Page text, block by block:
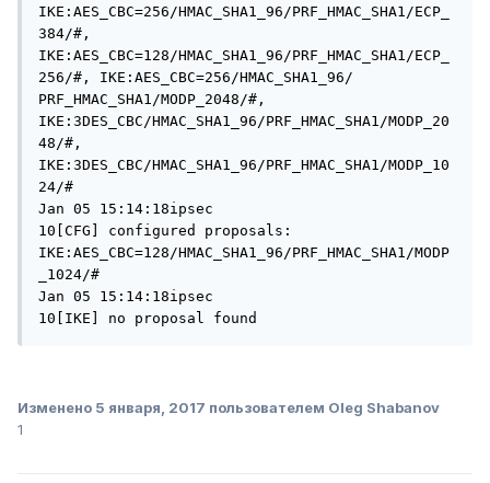
IKE:AES_CBC=256/HMAC_SHA1_96/PRF_HMAC_SHA1/ECP_
384/#,
IKE:AES_CBC=128/HMAC_SHA1_96/PRF_HMAC_SHA1/ECP_
256/#, IKE:AES_CBC=256/HMAC_SHA1_96/
PRF_HMAC_SHA1/MODP_2048/#,
IKE:3DES_CBC/HMAC_SHA1_96/PRF_HMAC_SHA1/MODP_20
48/#,
IKE:3DES_CBC/HMAC_SHA1_96/PRF_HMAC_SHA1/MODP_10
24/#
Jan 05 15:14:18ipsec
10[CFG] configured proposals:
IKE:AES_CBC=128/HMAC_SHA1_96/PRF_HMAC_SHA1/MODP
_1024/#
Jan 05 15:14:18ipsec
10[IKE] no proposal found
Изменено 5 января, 2017 пользователем Oleg Shabanov
1